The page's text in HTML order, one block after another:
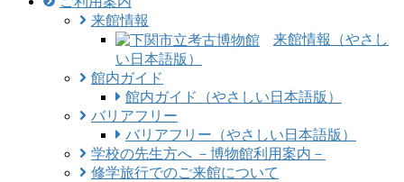
来館情報
来館情報（やさし
い日本語版）
館内ガイド
館内ガイド（やさしい日本語版）
バリアフリー
バリアフリー（やさしい日本語版）
学校の先生方へ －博物館利用案内－
修学旅行でのご来館について